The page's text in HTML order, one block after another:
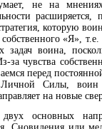
не на
которую
«Я»,
задач воина,
за чувства
перед
Силы, воин
на новые
основных